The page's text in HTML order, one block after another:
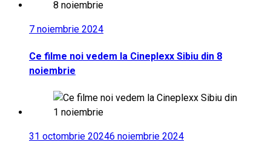
7 noiembrie 2024
Ce filme noi vedem la Cineplexx Sibiu din 8
noiembrie
31 octombrie 20246 noiembrie 2024